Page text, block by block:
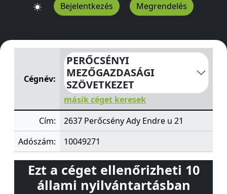
Bejelentkezés Megrendelés
PERŐCSÉNYI MEZŐGAZDASÁGI SZÖVETKEZETAdy
Cégnév:
PERŐCSÉNYI
MEZŐGAZDASÁGI
SZÖVETKEZET
másik céget keresek
Cím:
2637 Perőcsény Ady Endre u 21
Adószám:
10049271
Ezt a céget ellenőrizheti 10
állami nyilvántartásban